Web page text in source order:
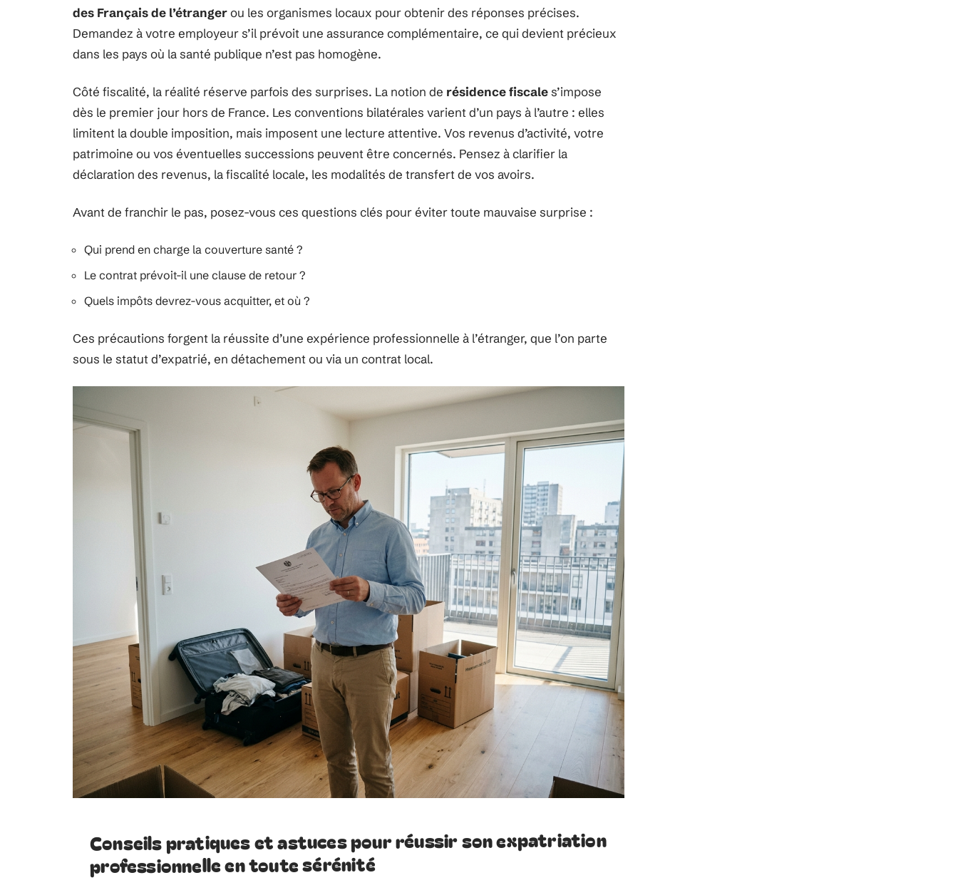
des Français de l’étrangerou les organismes locaux pour obtenir des réponses précises.
Demandez à votre employeur s’il prévoit une assurance complémentaire, ce qui devient précieux
dans les pays où la santé publique n’est pas homogène.
Côté fiscalité, la réalité réserve parfois des surprises. La notion de résidence fiscales’impose
dès le premier jour hors de France. Les conventions bilatérales varient d’un pays à l’autre : elles
limitent la double imposition, mais imposent une lecture attentive. Vos revenus d’activité, votre
patrimoine ou vos éventuelles successions peuvent être concernés. Pensez à clarifier la
déclaration des revenus, la fiscalité locale, les modalités de transfert de vos avoirs.
Avant de franchir le pas, posez-vous ces questions clés pour éviter toute mauvaise surprise :
Qui prend en charge la couverture santé ?
Le contrat prévoit-il une clause de retour ?
Quels impôts devrez-vous acquitter, et où ?
Ces précautions forgent la réussite d’une expérience professionnelle à l’étranger, que l’on parte
sous le statut d’expatrié, en détachement ou via un contrat local.
Conseils pratiques et astuces pour réussir son expatriation
professionnelle en toute sérénité